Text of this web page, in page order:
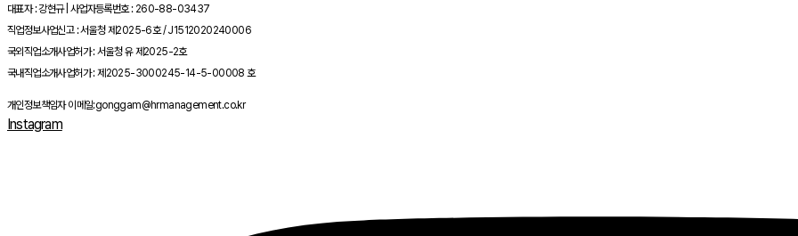
대표자 : 강현규 | 사업자등록번호 : 260-88-03437
직업정보사업신고 : 서울청 제2025-6호 / J1512020240006
국외직업소개사업허가 : 서울청 유 제2025-2호
국내직업소개사업허가 : 제2025-3000245-14-5-00008 호
개인정보책임자 이메일:gonggam@hrmanagement.co.kr
Instagram